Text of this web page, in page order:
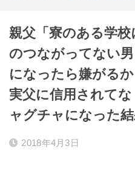
親父「寮のある学
のつながってない
になったら嫌がる
実父に信用されて
ャグチャになった
2018年4月3日